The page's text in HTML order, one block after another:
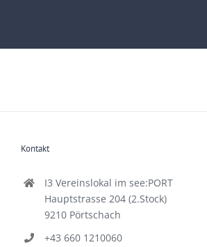
Kontakt
I3 Vereinslokal im see:PORT
Hauptstrasse 204 (2.Stock)
9210 Pörtschach
+43 660 1210060